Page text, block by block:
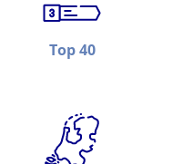
Top 40